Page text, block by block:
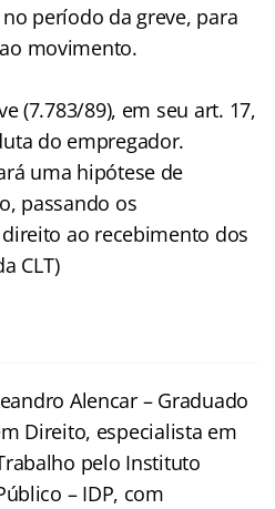
período da greve, para
movimento.
(7.783/89), em seu art. 17,
do empregador.
uma hipótese de
passando os
ao recebimento dos
CLT)
Alencar – Graduado
Direito, especialista em
pelo Instituto
– IDP, com